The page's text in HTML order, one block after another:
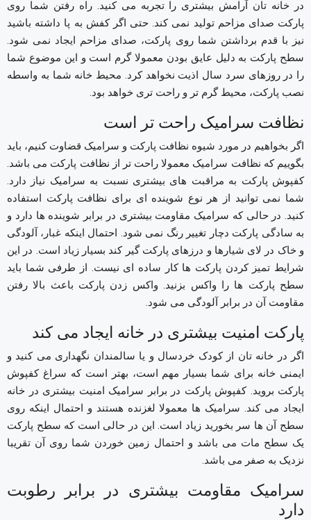
در خانه تان آرامش بیشتری را تجربه می کنید. راه رفتن شما روی
پارکت صدای مزاحم تولید نمی کند. حتی اگر کفش به پا داشته باشید
نیز با قدم برداشتن شما روی پارکت، صدای مزاحم ایجاد نمی شود.
سطح پارکت به دلیل عایق بودن معمولا گرم است و این موضوع شما
را در روزهای سرد سال اذیت نخواهد کرد. محیط خانه شما به واسطه
نصب پارکت، محیط گرم تر و راحت تری خواهد بود.
نظافت سرامیک راحت تر است
اگر بخواهیم در مورد شیوه نظافت پارکت و سرامیک قضاوت کنیم، باید
بگوییم که نظافت سرامیک معمولا راحت تر از نظافت پارکت می باشد.
کفپوش پارکت به مراقبت های بیشتری نسبت به سرامیک نیاز دارد.
شما نمی توانید از هر نوع شوینده ای برای نظافت پارکت استفاده
کنید. در حالی که سرامیک مقاومت بیشتری در برابر شوینده ها دارد و
به سادگی پارکت دچار تغییر رنگ نمی شود. احتمال اینکه غبار، آلودگی
و خاک در لای شیارها و درزهای پارکت گیر کند بسیار زیاد است. در این
شرایط تمیز کردن پارکت ها کار ساده ای نیست. از طرفی شما باید
سطح پارکت ها را واکس بزنید. واکس زدن پارکت باعث بالا رفتن
مقاومت آن در برابر آلودگی می شود.
پارکت امنیت بیشتری در خانه ایجاد می کند
اگر در خانه تان از کودک خردسال و یا سالمندان نگهداری می کنید و
ایمنی خانه برای شما بسیار مهم است، بهتر است که سراغ کفپوش
پارکت بروید. کفپوش پارکت در برابر سرامیک امنیت بیشتری در خانه
ایجاد می کند. سرامیک ها معمولا لغزنده هستند و احتمال اینکه روی
سطح آن ها سر بخورید زیاد است. این در حالی است که سطح پارکت
یک سطح مات می باشد و احتمال زمین خوردن شما روی آن تقریبا
نزدیک به صفر می باشد.
سرامیک مقاومت بیشتری در برابر رطوبت
دارد